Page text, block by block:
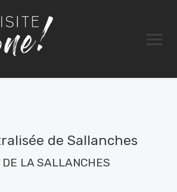
de Sallanches
LA SALLANCHES